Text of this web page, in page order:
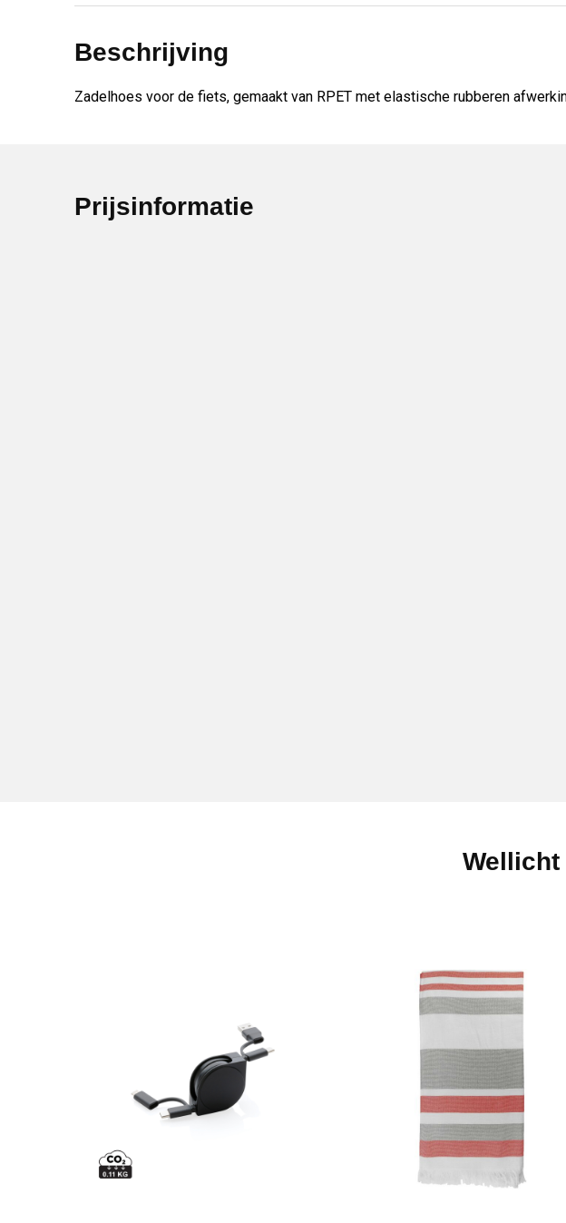
Beschrijving
Zadelhoes voor de fiets, gemaakt van RPET met elastische rubberen
Prijsinformatie